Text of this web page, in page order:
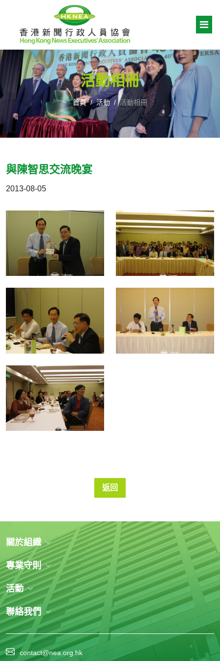
活動相冊
首頁 活動 活動相冊
與陳智思交流晚宴
2013-08-05
返回
contact@nea.org.hk
關於組織
專業守則
活動
聯絡我們